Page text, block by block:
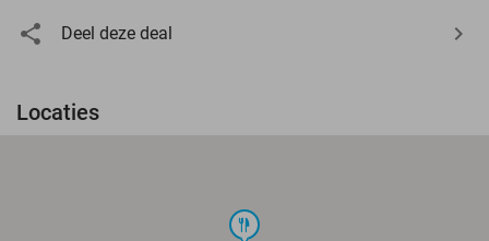
Deel deze deal
Locaties
food